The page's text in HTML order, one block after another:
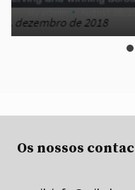
Byadmin August 28,
Os nossos